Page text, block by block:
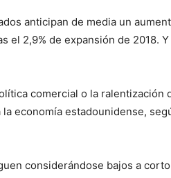
anticipan de media un
el 2,9% de expansión de 2018.
comercial o la ralentización
economía estadounidense,
considerándose bajos a corto